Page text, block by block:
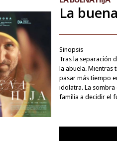
La
Sinopsis
Tras la separación
la abuela. Mientras
pasar más tiempo
idolatra. La sombra
familia a decidir el